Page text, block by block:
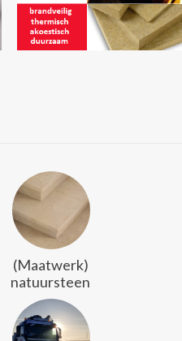
(Maatwerk)
natuursteen